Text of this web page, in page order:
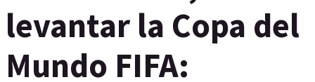
levantar la Copa del
Mundo FIFA: